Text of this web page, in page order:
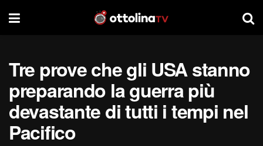
Tre prove che gli USA stanno
preparando la guerra più
devastante di tutti i tempi nel
Pacifico